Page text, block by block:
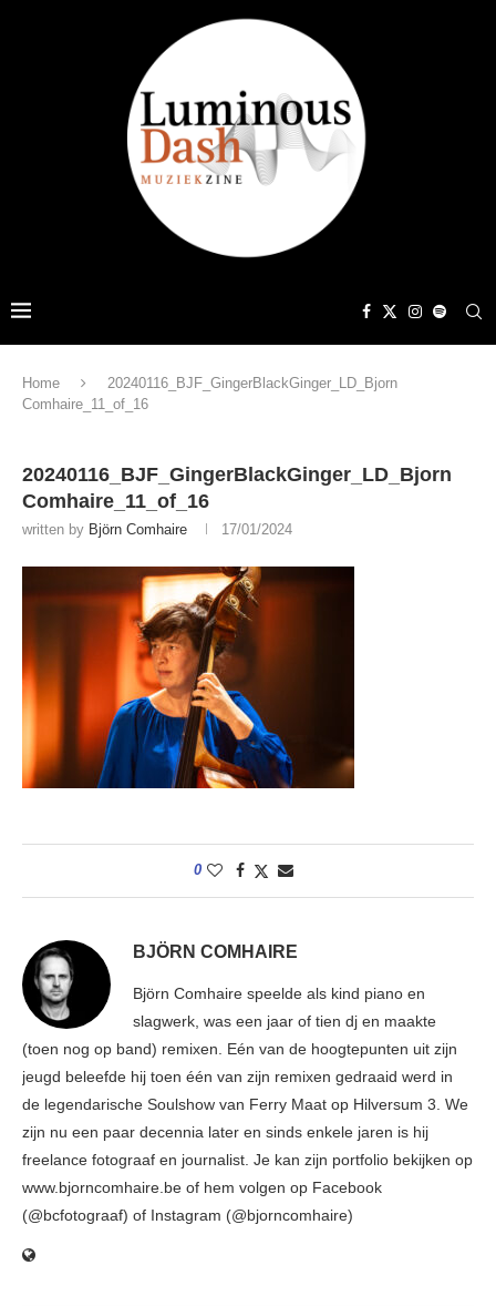
Home
20240116_BJF_GingerBlackGinger_LD_Bjorn
Comhaire_11_of_16
20240116_BJF_GingerBlackGinger_LD_Bjorn
Comhaire_11_of_16
written by Björn Comhaire 17/01/2024
0
BJÖRN COMHAIRE
Björn Comhaire speelde als kind piano en
slagwerk, was een jaar of tien dj en maakte
(toen nog op band) remixen. Eén van de hoogtepunten uit zijn
jeugd beleefde hij toen één van zijn remixen gedraaid werd in
de legendarische Soulshow van Ferry Maat op Hilversum 3. We
zijn nu een paar decennia later en sinds enkele jaren is hij
freelance fotograaf en journalist. Je kan zijn portfolio bekijken op
www.bjorncomhaire.be of hem volgen op Facebook
(@bcfotograaf) of Instagram (@bjorncomhaire)